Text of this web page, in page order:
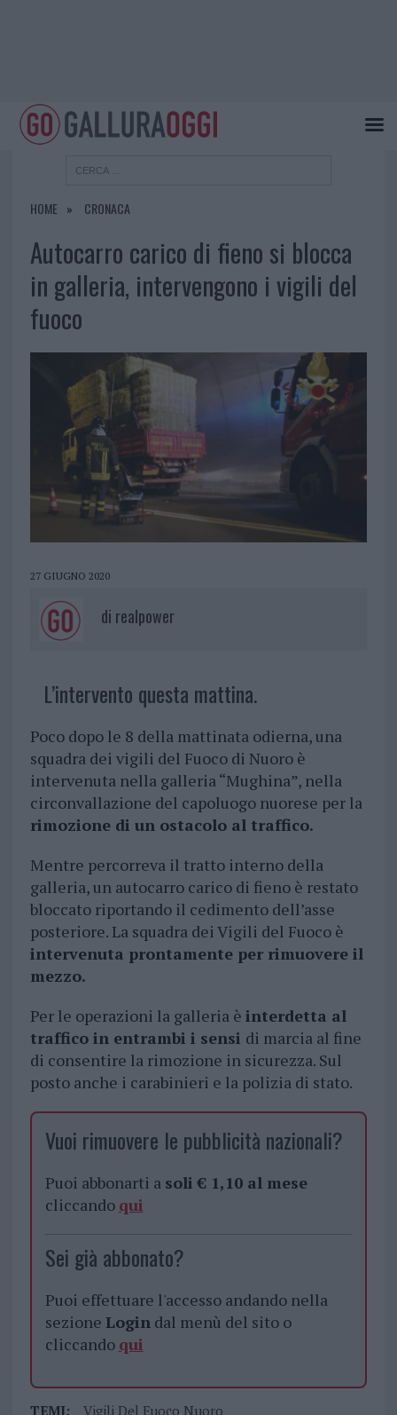
HOME CRONACA
Autocarro carico di fieno si blocca
in galleria, intervengono i vigili del
fuoco
27 GIUGNO 2020
di realpower
L’intervento questa mattina.
Poco dopo le 8 della mattinata odierna, una
squadra dei vigili del Fuoco di Nuoro è
intervenuta nella galleria “Mughina”, nella
circonvallazione del capoluogo nuorese per la
rimozione di un ostacolo al traffico.
Mentre percorreva il tratto interno della
galleria, un autocarro carico di fieno è restato
bloccato riportando il cedimento dell’asse
posteriore. La squadra dei Vigili del Fuoco è
intervenuta prontamente per rimuovere il
mezzo.
Per le operazioni la galleria è interdetta al
traffico in entrambi i sensi di marcia al fine
di consentire la rimozione in sicurezza. Sul
posto anche i carabinieri e la polizia di stato.
Vuoi rimuovere le pubblicità nazionali?
Puoi abbonarti a soli € 1,10 al mese
cliccando qui
Sei già abbonato?
Puoi effettuare l'accesso andando nella
sezione Logindal menù del sito o
cliccando qui
TEMI: Vigili Del Fuoco Nuoro